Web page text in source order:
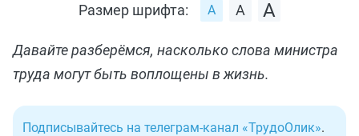
Размер шрифта:
Давайте разберёмся, насколько слова министра
труда могут быть воплощены в жизнь.
Подписывайтесь на телеграм-канал «ТрудоОлик».